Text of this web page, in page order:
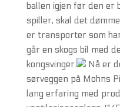
ballen igjen før den er
spiller, skal det
er transporter som
går en skogs bil med
kongsvinger.
Nå er
sørveggen på Mohns
lang erfaring med